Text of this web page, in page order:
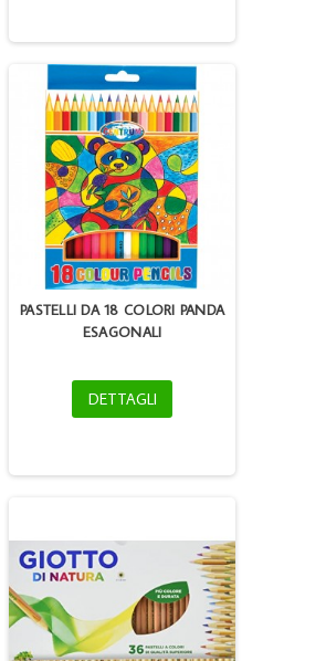
PASTELLI DA 18 COLORI PANDA
ESAGONALI
DETTAGLI